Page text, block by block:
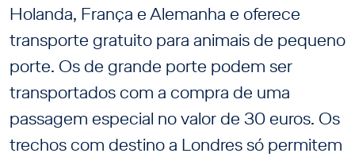
Holanda, França e Alemanha e oferece
transporte gratuito para animais de pequeno
porte. Os de grande porte podem ser
transportados com a compra de uma
passagem especial no valor de 30 euros. Os
trechos com destino a Londres só permitem